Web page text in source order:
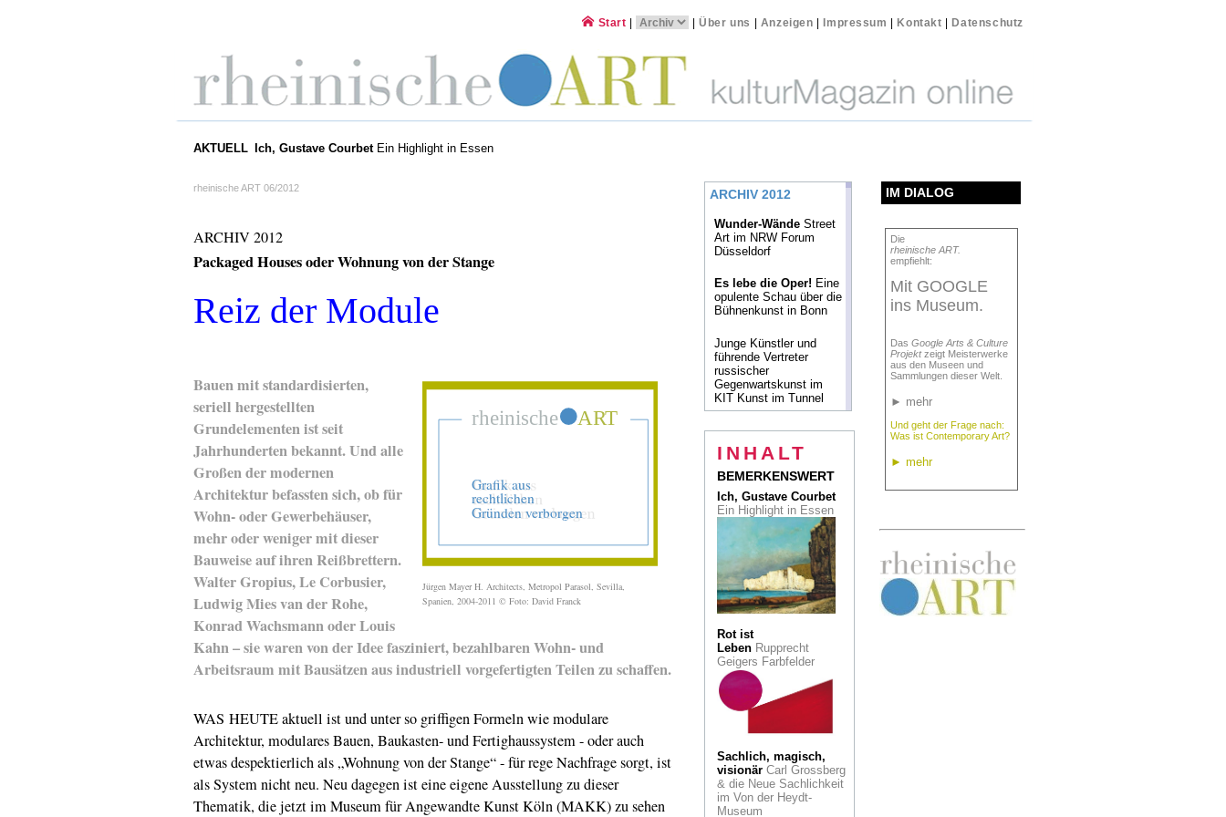
Start |Über uns Anzeigen Impressum Kontakt Datenschutz
AKTUELL Ich, Gustave CourbetEin Highlight in Essen
rheinische ART 06/2012
ARCHIV 2012
Packaged Houses oder Wohnung von der Stange
Reiz der Module
Jürgen Mayer H. Architects, Metropol Parasol, Sevilla,
Spanien, 2004-2011 © Foto: David Franck
Bauen mit standardisierten,
seriell hergestellten
Grundelementen ist seit
Jahrhunderten bekannt. Und alle
Großen der modernen
Architektur befassten sich, ob für
Wohn- oder Gewerbehäuser,
mehr oder weniger mit dieser
Bauweise auf ihren Reißbrettern.
Walter Gropius, Le Corbusier,
Ludwig Mies van der Rohe,
Konrad Wachsmann oder Louis
Kahn – sie waren von der Idee fasziniert, bezahlbaren Wohn- und
Arbeitsraum mit Bausätzen aus industriell vorgefertigten Teilen zu schaffen.
WAS HEUTE aktuell ist und unter so griffigen Formeln wie modulare
Architektur, modulares Bauen, Baukasten- und Fertighaussystem - oder auch
etwas despektierlich als „Wohnung von der Stange“ - für rege Nachfrage sorgt, ist
als System nicht neu. Neu dagegen ist eine eigene Ausstellung zu dieser
Thematik, die jetzt im Museum für Angewandte Kunst Köln (MAKK) zu sehen
IM DIALOG
Die
rheinische ART.
empfiehlt:
Mit GOOGLE
ins Museum.
Das Google Arts & Culture
Projektzeigt Meisterwerke
aus den Museen und
Sammlungen dieser Welt.
► mehr
Und geht der Frage nach:
Was ist Contemporary Art?
► mehr
ARCHIV 2012
Wunder-Wände Street
Art im NRW Forum
Düsseldorf
Es lebe die Oper! Eine
opulente Schau über die
Bühnenkunst in Bonn
Junge Künstler und
führende Vertreter
russischer
Gegenwartskunst im
KIT Kunst im Tunnel
Kunst am Bau: Ein
Triptychon für Duisburg
von Elisabeth
Brockmann
"Wenn der Vorhang
fällt"
Schauspielerportraits
von Margarita Broich
"Seht her, ein Ort der
Künste!" Die Pallas
Athene auf dem
Atelierturm Belvedere in
Kleve
Schöne Aussichten in
Paris. Gleich zwei
Ausstellungen huldigen
Canalettos Veduten
"Köln zieht junge Leute
an, fähige Leute." Der
Kulturdezernent Georg
Quander im Gespräch
Von
INHALT
BEMERKENSWERT
Ich, Gustave Courbet
Ein Highlight in Essen
Rot ist
LebenRupprecht
Geigers Farbfelder
Sachlich, magisch,
visionärCarl Grossberg
& die Neue Sachlichkeit
im Von der Heydt-
Museum